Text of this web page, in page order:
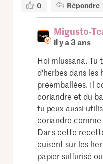
0 Répondre
Migusto-
il y a 3 ans
Hoi mlussana. Tu
d'herbes dans les
préemballées. Il
coriandre et du
tu peux aussi
coriandre comme
Dans cette
cuisent sur les
papier sulfurisé